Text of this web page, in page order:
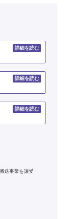
詳細を読む
詳細を読む
詳細を読む
送事業を譲受